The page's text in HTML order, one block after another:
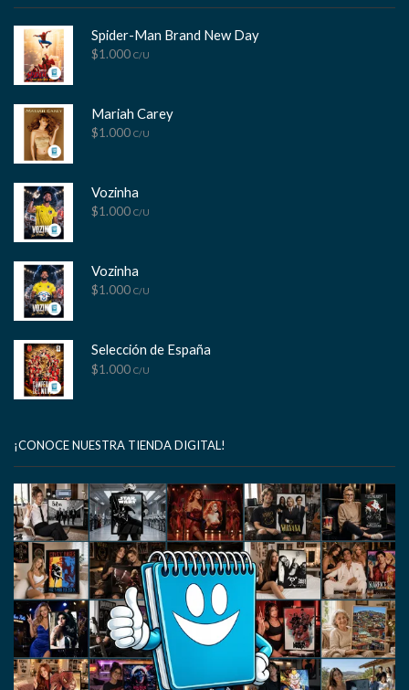
Spider-Man Brand New Day
$1.000 C/U
Mariah Carey
$1.000 C/U
Vozinha
$1.000 C/U
Vozinha
$1.000 C/U
Selección de España
$1.000 C/U
¡CONOCE NUESTRA TIENDA DIGITAL!